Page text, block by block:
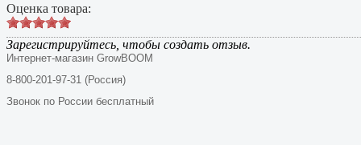
Оценка товара:
Зарегистрируйтесь, чтобы создать отзыв.
Интернет-магазин GrowBOOM
8-800-201-97-31 (Россия)
Звонок по России бесплатный